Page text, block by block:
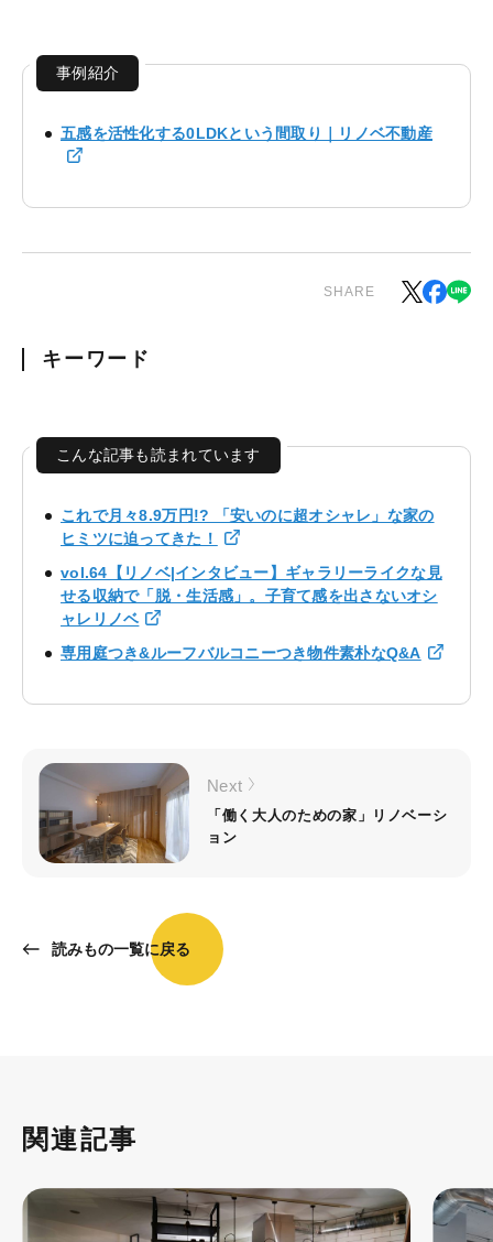
事例紹介
五感を活性化する0LDKという間取り｜リノベ不動産
SHARE
キーワード
こんな記事も読まれています
これで月々8.9万円!? 「安いのに超オシャレ」な家の
ヒミツに迫ってきた！
vol.64【リノベ|インタビュー】ギャラリーライクな見
せる収納で「脱・生活感」。子育て感を出さないオシ
ャレリノベ
専用庭つき&ルーフバルコニーつき物件素朴なQ&A
読みもの一覧に戻る
Next
「働く大人のための家」リノベーシ
ョン
関連記事